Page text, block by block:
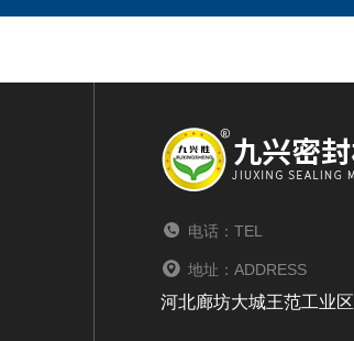
电话：TEL
地址：ADDRESS
河北廊坊大城王范工业区